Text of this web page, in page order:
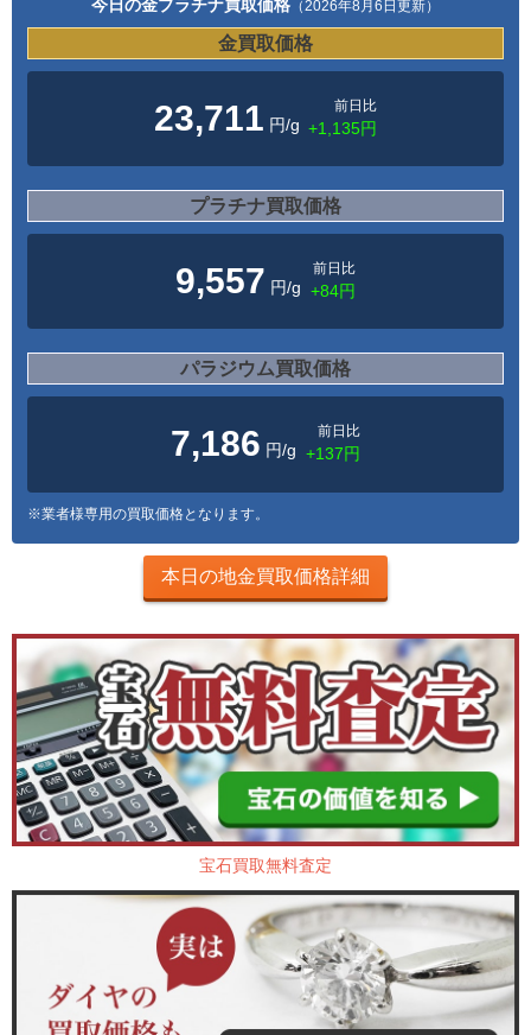
今日の金プラチナ買取価格 （2026年8月6日更新）
金買取価格
23,711 円/g
前日比
+1,135円
プラチナ買取価格
9,557 円/g
前日比
+84円
パラジウム買取価格
7,186 円/g
前日比
+137円
※業者様専用の買取価格となります。
本日の地金買取価格詳細
宝石買取無料査定